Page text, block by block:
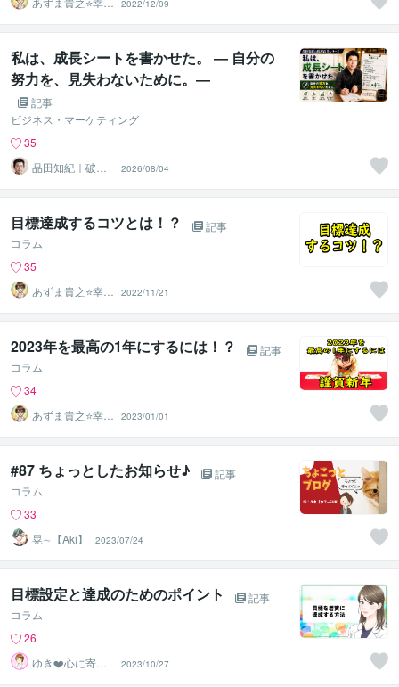
自分軸の生き方
育成コーチ
2022/12/09
私は、成長シートを書かせた。 ― 自分の
努力を、見失わないために。―
記事
ビジネス・マーケティング
35
品田知紀｜破産
から再起したコ
ンサルタント
2026/08/04
目標達成するコツとは！？
記事
コラム
35
あずま貴之⭐幸せ
自分軸の生き方
育成コーチ
2022/11/21
2023年を最高の1年にするには！？
記事
コラム
34
あずま貴之⭐幸せ
自分軸の生き方
育成コーチ
2023/01/01
#87 ちょっとしたお知らせ♪
記事
コラム
33
晃∼【Aki】
2023/07/24
目標設定と達成のためのポイント
記事
コラム
26
ゆき❤️心に寄り
添う癒しのナー
ス
2023/10/27